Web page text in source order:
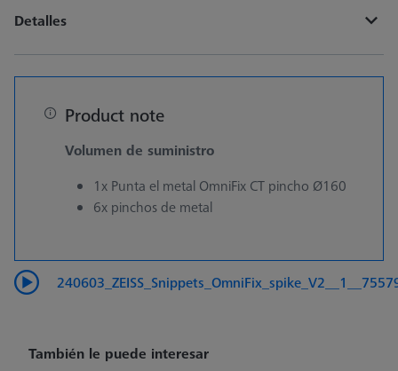
Detalles
Product note
Volumen de suministro
1x Punta el metal OmniFix CT pincho Ø160
6x pinchos de metal
También le puede interesar